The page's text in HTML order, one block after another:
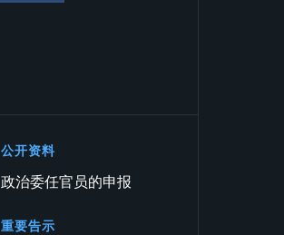
公开资料
政治委任官员的申报
重要告示